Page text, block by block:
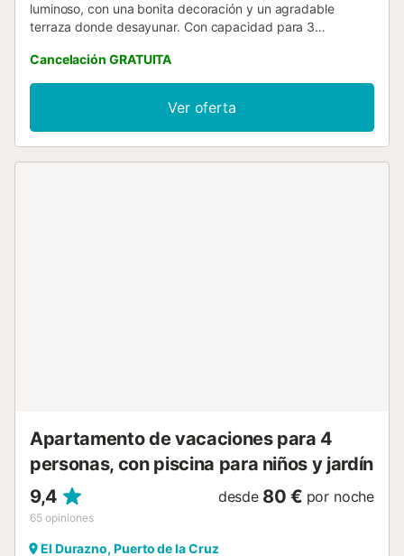
luminoso, con una bonita decoración y un agradable
terraza donde desayunar. Con capacidad para 3
piscina comunitaria, Internet Wifi de Fibra a 300mb y
todos los servicios necesarios alrededor, es perfecto para
familias, parejas y viajes de trabajo. Este apartamento
tiene todos los ingredientes para unas vacaciones únicas
en Tenerife. Este bonito estudio tiene ascensor y dispone
Cancelación GRATUITA
Ver oferta
Apartamento de vacaciones para 4
personas, con piscina para niños y jardín
9,4
65 opiniones
desde 80 € por noche
El Durazno, Puerto de la Cruz